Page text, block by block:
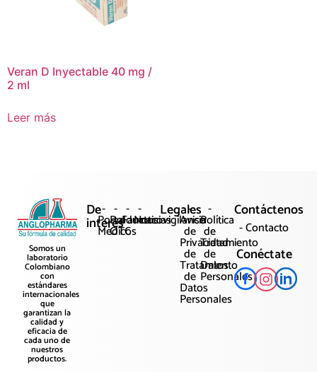
Veran D Inyectable 40 mg /
2 ml
Leer más
Somos un
laboratorio
Colombiano
con
estándares
internacionales
que
garantizan la
calidad y
eficacia de
cada uno de
nuestros
productos.
De
interés
-
Portal
Médicos
-
Productos
OTC
-
Farmacovigilancia
-
NoticiasLegales
-
Aviso
de
Privacidad
de
Tratamiento
de
Datos
Personales
-
Política
de
Tratamiento
de
Datos
Personales
Contáctenos
- Contacto
Conéctate